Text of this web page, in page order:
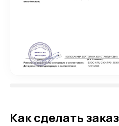
Как сделать заказ